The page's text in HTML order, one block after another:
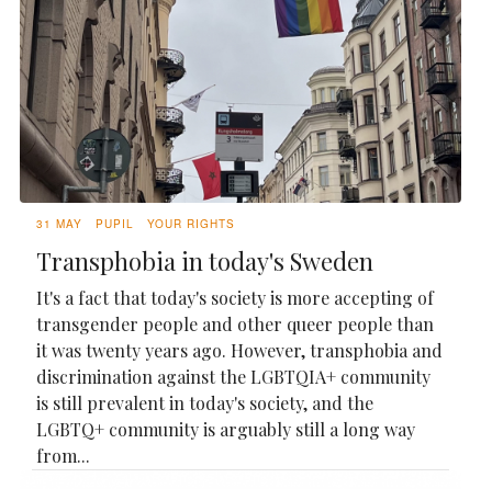
31 MAY PUPIL YOUR RIGHTS
Transphobia in today's Sweden
It's a fact that today's society is more accepting of
transgender people and other queer people than
it was twenty years ago. However, transphobia and
discrimination against the LGBTQIA+ community
is still prevalent in today's society, and the
LGBTQ+ community is arguably still a long way
from...